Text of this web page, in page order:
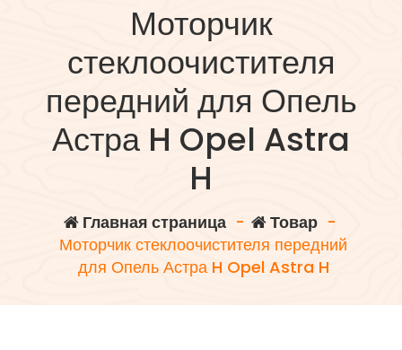
Моторчик
стеклоочистителя
передний для Опель
Астра H Opel Astra
H
Главная страница- Товар-
Моторчик стеклоочистителя передний
для Опель Астра H Opel Astra H